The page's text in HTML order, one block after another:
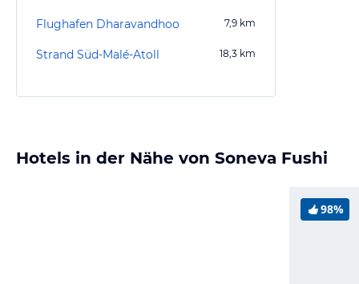
Flughafen Dharavandhoo 7,9 km
Strand Süd-Malé-Atoll 18,3 km
Hotels in der Nähe von Soneva Fushi
98%